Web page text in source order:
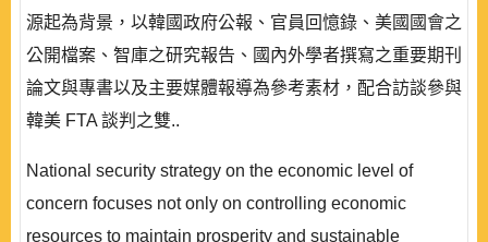
源起為背景，以韓國政府公報、官員回憶錄、美國國會之
公開檔案、智庫之研究報告、國內外學者撰寫之重要期刊
論文與專書以及主要媒體報導為參考素材，配合訪談參與
韓美 FTA 談判之雙..
National security strategy on the economic level of
concern focuses not only on controlling economic
resources to maintain prosperity and sustainable